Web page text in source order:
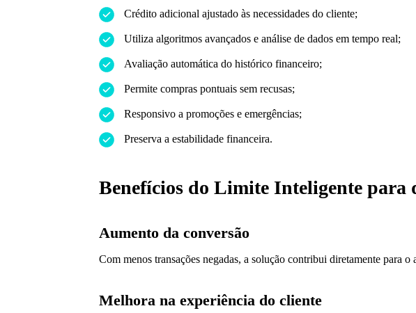
Crédito adicional ajustado às necessidades do cliente;
Utiliza algoritmos avançados e análise de dados em tempo real;
Avaliação automática do histórico financeiro;
Permite compras pontuais sem recusas;
Responsivo a promoções e emergências;
Preserva a estabilidade financeira.
Benefícios do Limite Inteligente para
Aumento da conversão
Com menos transações negadas, a solução contribui diretamente para
Melhora na experiência do cliente